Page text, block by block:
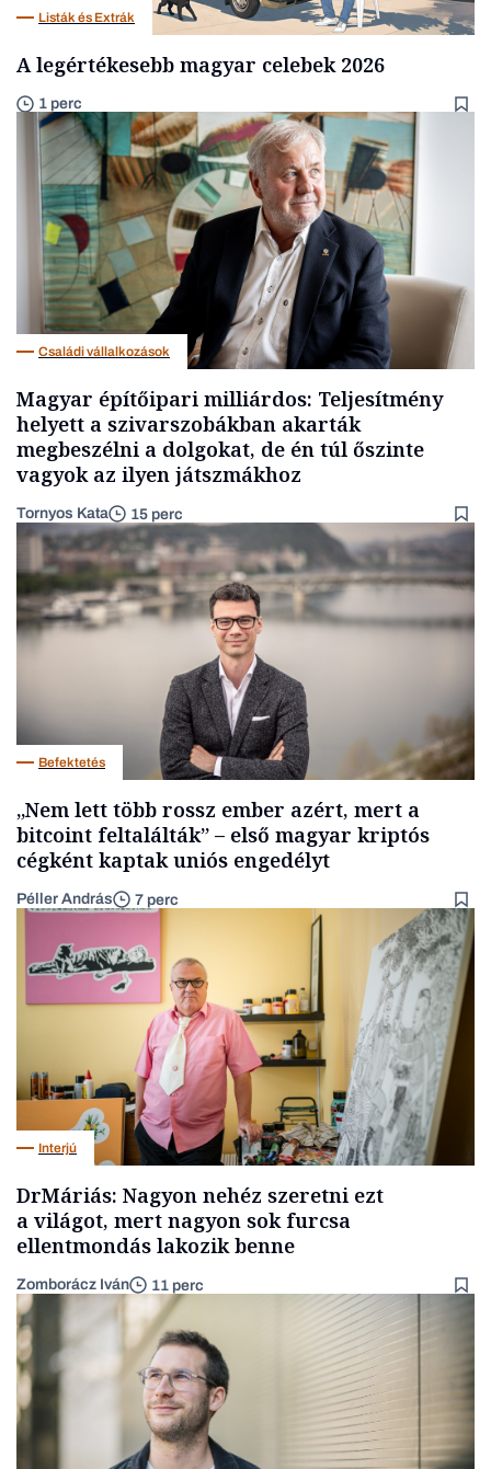
Listák és Extrák
A legértékesebb magyar celebek 2026
1 perc
Családi vállalkozások
Magyar építőipari milliárdos: Teljesítmény
helyett a szivarszobákban akarták
megbeszélni a dolgokat, de én túl őszinte
vagyok az ilyen játszmákhoz
Tornyos Kata 15 perc
Befektetés
„Nem lett több rossz ember azért, mert a
bitcoint feltalálták” – első magyar kriptós
cégként kaptak uniós engedélyt
Péller András 7 perc
Interjú
DrMáriás: Nagyon nehéz szeretni ezt
a világot, mert nagyon sok furcsa
ellentmondás lakozik benne
Zomborácz Iván 11 perc